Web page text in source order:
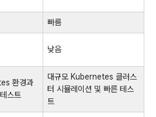
빠름
낮음
환경과
스트
대규모 Kubernetes 클러스
터 시뮬레이션 및 빠른 테스
트